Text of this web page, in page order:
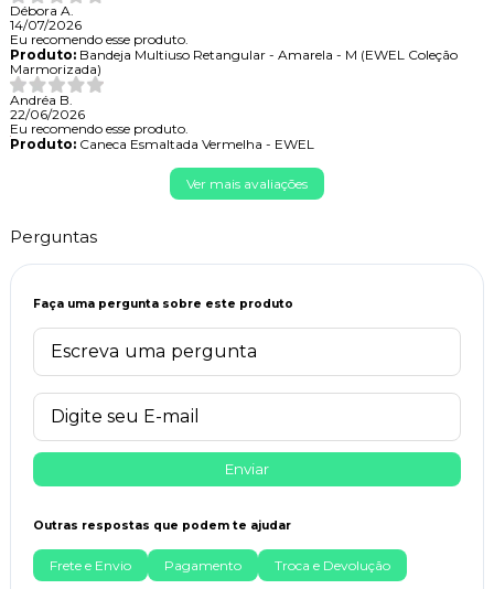
Débora A.
14/07/2026
Eu recomendo esse produto.
Produto:Bandeja Multiuso Retangular - Amarela - M (EWEL Coleção
Marmorizada)
Andréa B.
22/06/2026
Eu recomendo esse produto.
Produto:Caneca Esmaltada Vermelha - EWEL
Ver mais avaliações
Perguntas
Faça uma pergunta sobre este produto
Enviar
Outras respostas que podem te ajudar
Frete e Envio Pagamento Troca e Devolução